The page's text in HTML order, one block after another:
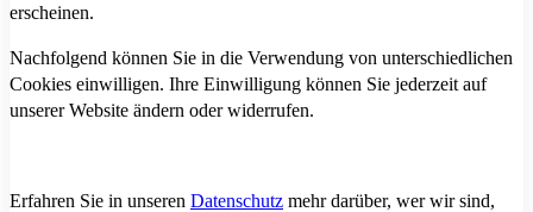
erscheinen.
Nachfolgend können Sie in die Verwendung von unterschiedlichen
Cookies einwilligen. Ihre Einwilligung können Sie jederzeit auf
unserer Website ändern oder widerrufen.
Erfahren Sie in unseren Datenschutz mehr darüber, wer wir sind,